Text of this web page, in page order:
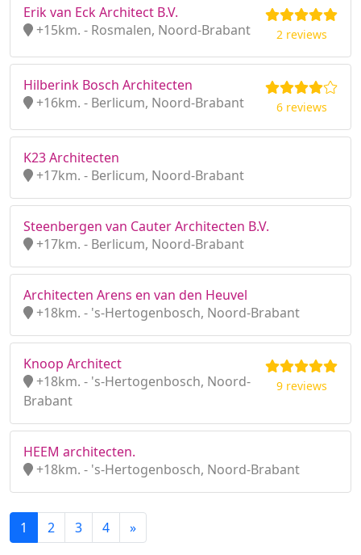
Erik van Eck Architect B.V.
+15km. - Rosmalen, Noord-Brabant
2 reviews
Hilberink Bosch Architecten
+16km. - Berlicum, Noord-Brabant
6 reviews
K23 Architecten
+17km. - Berlicum, Noord-Brabant
Steenbergen van Cauter Architecten B.V.
+17km. - Berlicum, Noord-Brabant
Architecten Arens en van den Heuvel
+18km. - 's-Hertogenbosch, Noord-Brabant
Knoop Architect
+18km. - 's-Hertogenbosch, Noord-
Brabant
9 reviews
HEEM architecten.
+18km. - 's-Hertogenbosch, Noord-Brabant
1 2 3 4 »